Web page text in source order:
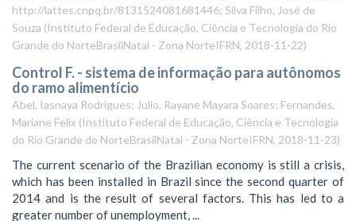
http://lattes.cnpq.br/8131524081681446; Silva Filho, José de
Souza (Instituto Federal de Educação, Ciência e Tecnologia do Rio
Grande do NorteBrasilNatal - Zona NorteIFRN, 2018-11-22)
Control F. - sistema de informação para autônomos
do ramo alimentício
Abel, Iasnaya Rodrigues; Julio, Rayane Mayara Soares; Fernandes,
Mariane Felix (Instituto Federal de Educação, Ciência e Tecnologia
do Rio Grande do NorteBrasilNatal - Zona NorteIFRN, 2018-11-23)
The current scenario of the Brazilian economy is still a crisis,
which has been installed in Brazil since the second quarter of
2014 and is the result of several factors. This has led to a
greater number of unemployment, ...